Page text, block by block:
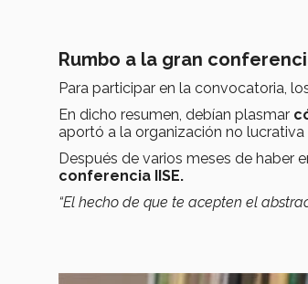
Rumbo a la gran
Para participar en la convocatoria,
En dicho resumen, debían plasmar
aportó a la organización no lucrativa
Después de varios meses de haber
conferencia IISE.
“El hecho de que te acepten el